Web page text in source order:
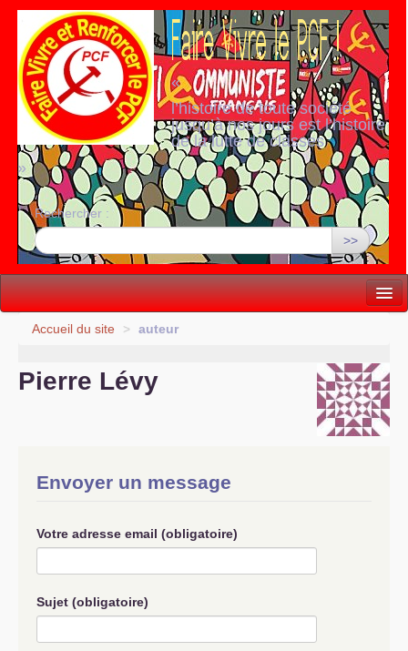
«
l’histoire de toute société
jusqu’à nos jours est l’histoire
de la lutte de classes
»
Rechercher :
>>
Vie politique
Accueil du site > auteur
Pierre Lévy
Envoyer un message
Votre adresse email (obligatoire)
Sujet (obligatoire)